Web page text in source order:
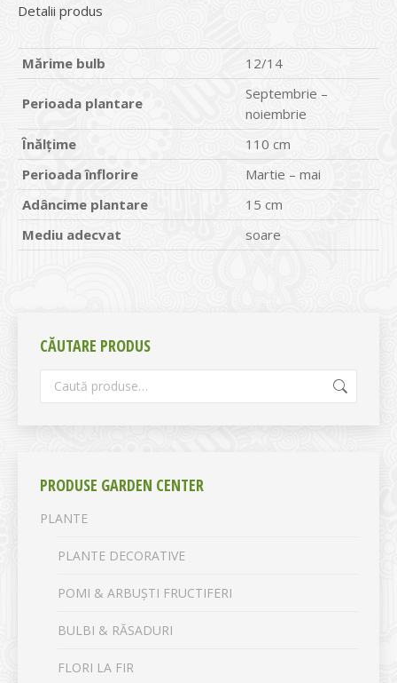
Detalii produs
Mărime bulb 12/14
Perioada plantare
Septembrie –
noiembrie
Înălțime
110 cm
Perioada înflorire
Martie – mai
Adâncime plantare
15 cm
Mediu adecvat
soare
CĂUTARE PRODUS
PRODUSE GARDEN CENTER
PLANTE
PLANTE DECORATIVE
POMI & ARBUȘTI FRUCTIFERI
BULBI & RĂSADURI
FLORI LA FIR